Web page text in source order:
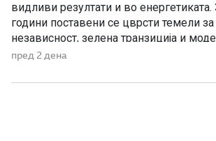
видливи резултати и во
години поставени се цврсти темели за
независност, зелена транзиција и
систем кој ќе обезбеди сигурност,
има нов Закон за енергетика,
пред 2 дена